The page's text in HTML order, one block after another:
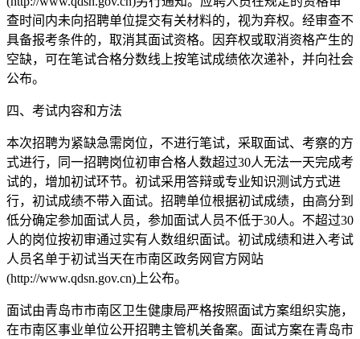
查时间内未向招聘单位提交有关材料的，视为弃权。经审查不
具备报考条件的，取消其面试资格。因弃权或取消资格产生的
空缺，可在笔试合格分数线上按笔试成绩依次递补，并向社会
公布。
四、考试内容和方法
本次招聘为紧缺急需岗位，不进行笔试，采取面试、考察的方
式进行，同一招聘岗位初审合格人数超过30人无法一天完成考
试的，增加初试环节。初试采用答辩或专业知识测试方式进
行，初试成绩不带入面试。招聘单位根据初试成绩，由高分到
低分确定参加面试人员，参加面试人员不低于30人。不超过30
人的岗位按初审通过实有人数组织面试。初试成绩和进入考试
人员名单于初试当天在市南区政务网官方网站
(http://www.qdsn.gov.cn)上公布。
面试由青岛市市南区卫生健康局严格按照面试方案组织实施，
在市南区事业单位公开招聘主管机关备案。面试方案在青岛市